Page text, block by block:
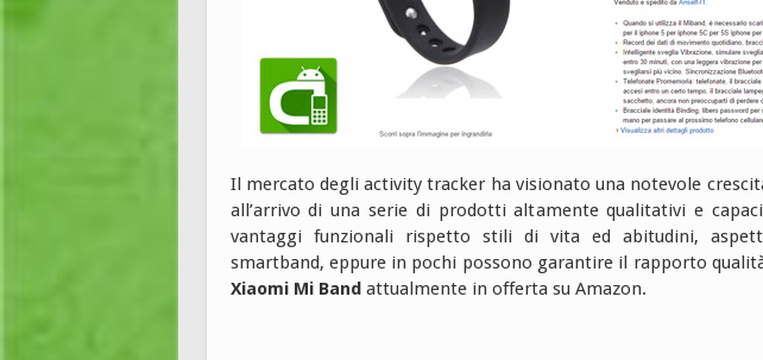
Il mercato degli activity tracker ha visionato una notevole
all’arrivo di una serie di prodotti altamente qualitativi e
vantaggi funzionali rispetto stili di vita ed abitudini,
smartband, eppure in pochi possono garantire il rapporto
Xiaomi Mi Bandattualmente in offerta su Amazon.